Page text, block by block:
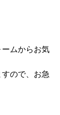
ムからお気
ので、お急